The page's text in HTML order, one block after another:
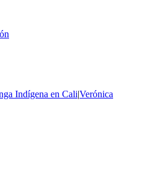
Indígena en Cali|Verónica